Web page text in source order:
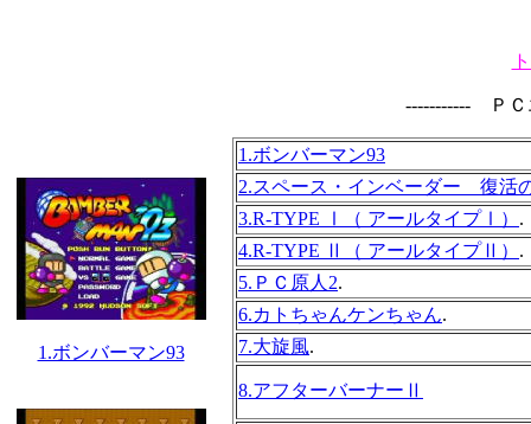
1.ボンバーマン93
----------- Ｐ
1.ボンバーマン93
2.スペース・インベーダー 復
3.R-TYPE Ⅰ（ アールタイプⅠ） .
4.R-TYPE Ⅱ（ アールタイプⅡ） .
5.ＰＣ原人2.
6.カトちゃんケンちゃん.
7.大旋風.
8.アフターバーナーⅡ